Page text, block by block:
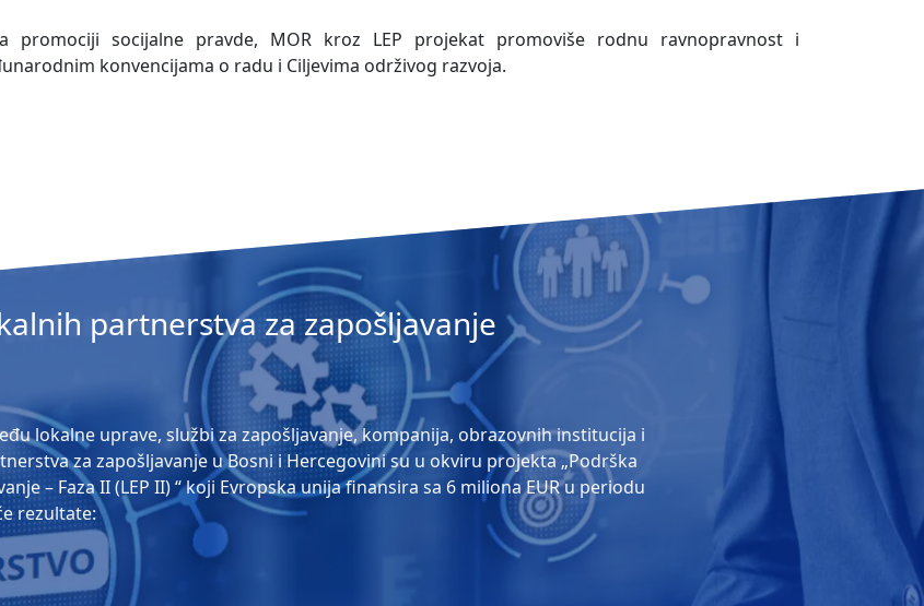
promociji socijalne pravde, MOR kroz LEP projekat promoviše rodnu ravnopravnost i
konvencijama o radu i Ciljevima održivog razvoja.
partnerstva za zapošljavanje
lokalne uprave, službi za zapošljavanje, kompanija, obrazovnih institucija i
za zapošljavanje u Bosni i Hercegovini su u okviru projekta „Podrška
– Faza II (LEP II) “ koji Evropska unija finansira sa 6 miliona EUR u periodu
rezultate: